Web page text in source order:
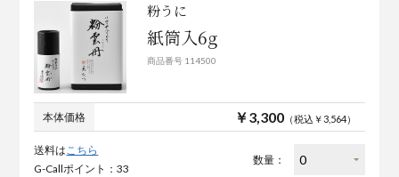
粉うに
紙筒入6g
商品番号 114500
本体価格 ￥3,300（税込￥3,564）
送料はこちら
G-Callポイント：33
数量：